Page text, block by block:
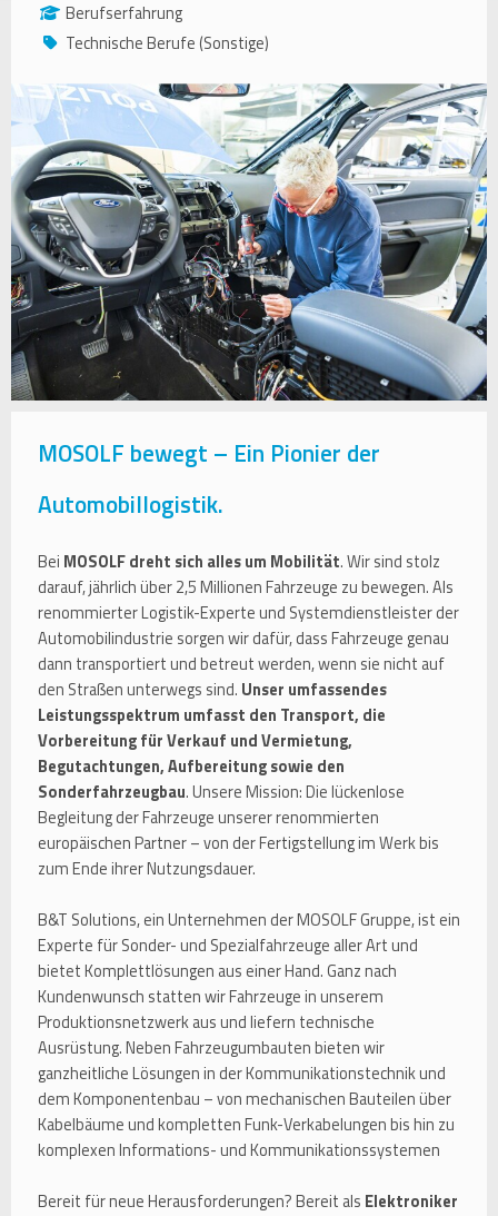
Berufserfahrung
Technische Berufe (Sonstige)
MOSOLF bewegt – Ein Pionier der
Automobillogistik.
Bei MOSOLF dreht sich alles um Mobilität. Wir sind stolz
darauf, jährlich über 2,5 Millionen Fahrzeuge zu bewegen. Als
renommierter Logistik-Experte und Systemdienstleister der
Automobilindustrie sorgen wir dafür, dass Fahrzeuge genau
dann transportiert und betreut werden, wenn sie nicht auf
den Straßen unterwegs sind. Unser umfassendes
Leistungsspektrum umfasst den Transport, die
Vorbereitung für Verkauf und Vermietung,
Begutachtungen, Aufbereitung sowie den
Sonderfahrzeugbau. Unsere Mission: Die lückenlose
Begleitung der Fahrzeuge unserer renommierten
europäischen Partner – von der Fertigstellung im Werk bis
zum Ende ihrer Nutzungsdauer.
B&T Solutions, ein Unternehmen der MOSOLF Gruppe, ist ein
Experte für Sonder- und Spezialfahrzeuge aller Art und
bietet Komplettlösungen aus einer Hand. Ganz nach
Kundenwunsch statten wir Fahrzeuge in unserem
Produktionsnetzwerk aus und liefern technische
Ausrüstung. Neben Fahrzeugumbauten bieten wir
ganzheitliche Lösungen in der Kommunikationstechnik und
dem Komponentenbau – von mechanischen Bauteilen über
Kabelbäume und kompletten Funk-Verkabelungen bis hin zu
komplexen Informations- und Kommunikationssystemen
Bereit für neue Herausforderungen? Bereit als Elektroniker